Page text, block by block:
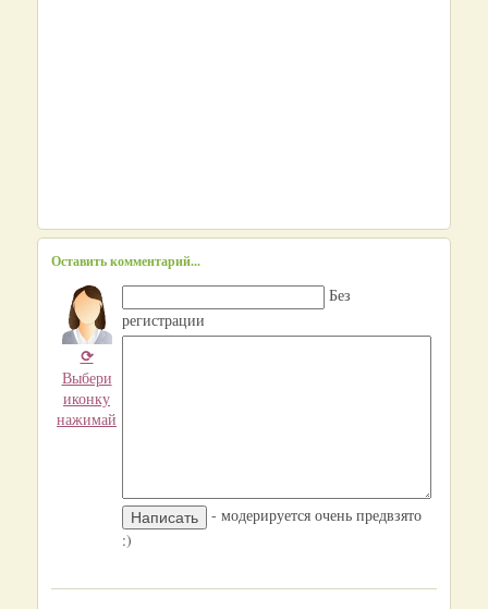
Оставить комментарий...
⟳
Выбери
иконку
нажимай
Без
регистрации
- модерируется очень предвзято
:)